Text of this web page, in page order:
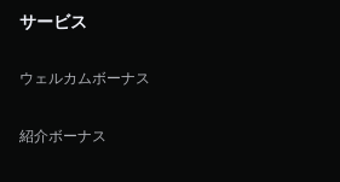
サービス
ウェルカムボーナス
紹介ボーナス